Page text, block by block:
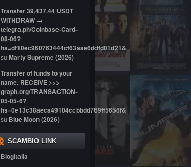
Transfer 39,437.44 USDT
WITHDRAW →
telegra.ph/Coinbase-Card-
08-06?
hs=df10ec960763444cf63aae6ddfd01d21&
su Marty Supreme (2026)
Transfer of funds to your
name. RECEIVE >>>
graph.org/TRANSACTION-
05-05-6?
hs=0e13c38aeca49104ccbbdd769ff5656f&
su Blue Moon (2026)
SCAMBIO LINK
BlogItalia